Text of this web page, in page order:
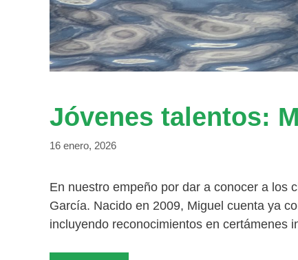
Jóvenes talentos:
16 enero, 2026
En nuestro empeño por dar a conocer a los
García. Nacido en 2009, Miguel cuenta ya
incluyendo reconocimientos en certámenes